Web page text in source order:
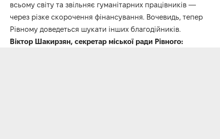
всьому світу та звільняє гуманітарних працівників —
через різке скорочення фінансування. Вочевидь, тепер
Рівному доведеться шукати інших благодійників.
Віктор Шакирзян, секретар міської ради Рівного: